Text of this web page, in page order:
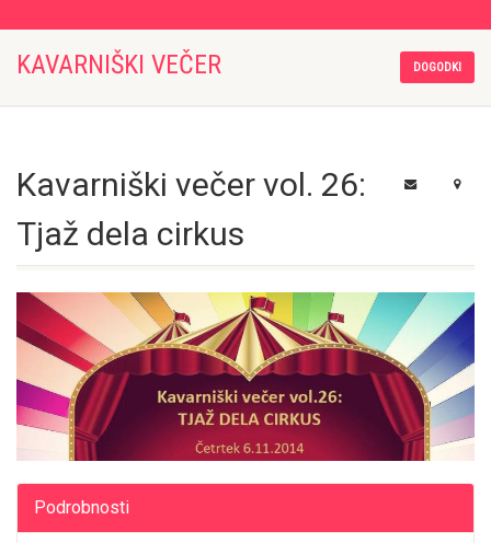
KAVARNIŠKI VEČER DOGODKI
Kavarniški večer vol. 26:
Tjaž dela cirkus
Podrobnosti